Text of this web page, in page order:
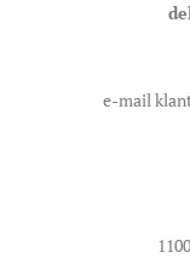
e-mail